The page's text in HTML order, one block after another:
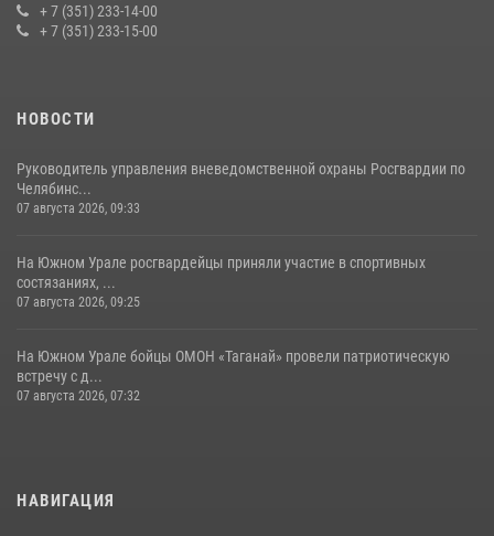
+ 7 (351) 233-14-00
+ 7 (351) 233-15-00
НОВОСТИ
Руководитель управления вневедомственной охраны Росгвардии по
Челябинс...
07 августа 2026, 09:33
На Южном Урале росгвардейцы приняли участие в спортивных
состязаниях, ...
07 августа 2026, 09:25
На Южном Урале бойцы ОМОН «Таганай» провели патриотическую
встречу с д...
07 августа 2026, 07:32
НАВИГАЦИЯ